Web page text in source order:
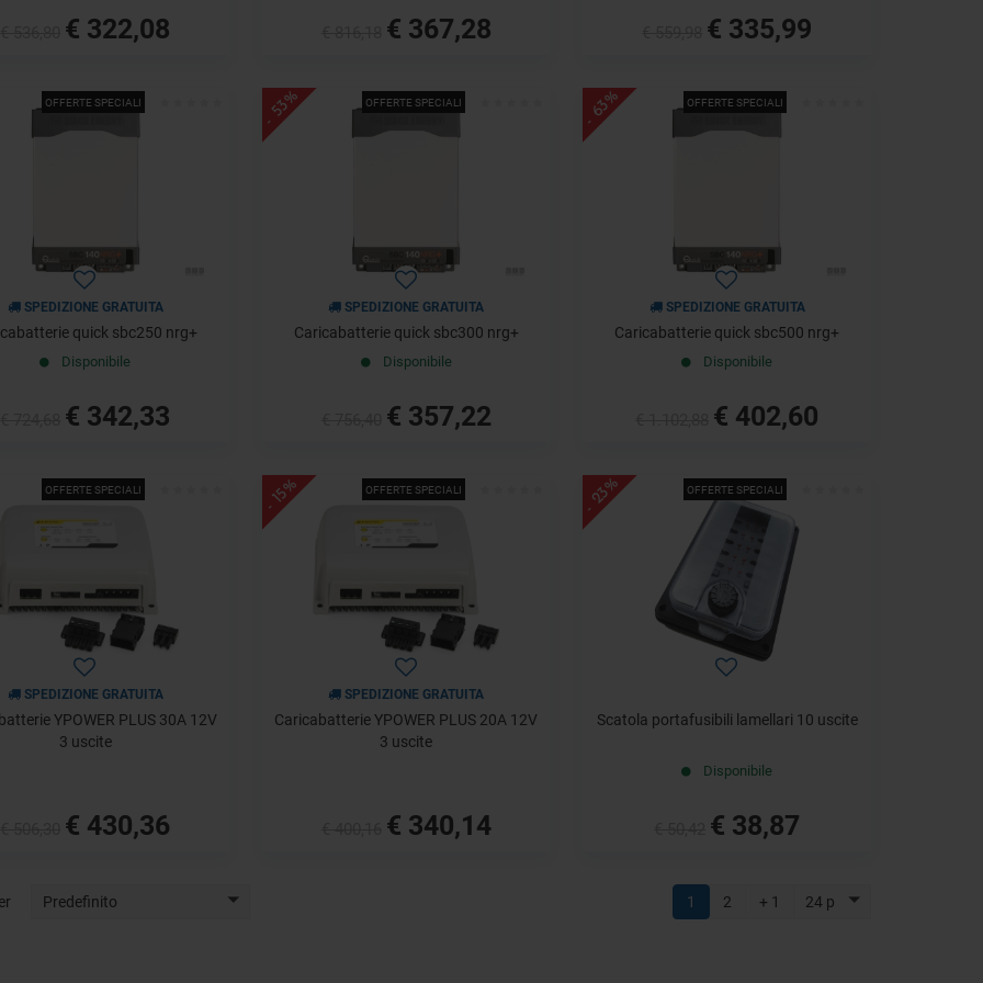
€ 322,08 € 367,28 € 335,99
OFFERTE SPECIALI
SPEDIZIONE GRATUITA
quick sbc250 nrg+
Disponibile
€ 342,33
OFFERTE SPECIALI
- 53%
SPEDIZIONE GRATUITA
Caricabatterie quick sbc300 nrg+
Disponibile
€ 357,22
OFFERTE SPECIALI
- 63%
SPEDIZIONE GRATUITA
Caricabatterie quick sbc500 nrg+
Disponibile
€ 402,60
OFFERTE SPECIALI
SPEDIZIONE GRATUITA
YPOWER PLUS 30A 12V
3 uscite
€ 430,36
OFFERTE SPECIALI
- 15%
SPEDIZIONE GRATUITA
Caricabatterie YPOWER PLUS 20A 12V
3 uscite
€ 340,14
OFFERTE SPECIALI
- 23%
Scatola portafusibili lamellari 10 uscite
Disponibile
€ 38,87
Predefinito 24 p
1 2 + 1